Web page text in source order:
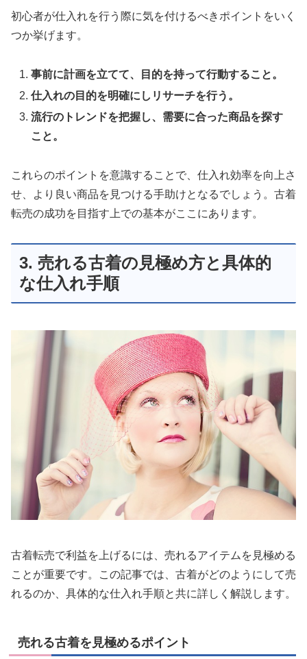
初心者が仕入れを行う際に気を付けるべきポイントをいく
つか挙げます。
事前に計画を立てて、目的を持って行動すること。
仕入れの目的を明確にしリサーチを行う。
流行のトレンドを把握し、需要に合った商品を探す
こと。
これらのポイントを意識することで、仕入れ効率を向上さ
せ、より良い商品を見つける手助けとなるでしょう。古着
転売の成功を目指す上での基本がここにあります。
3. 売れる古着の見極め方と具体的
な仕入れ手順
古着転売で利益を上げるには、売れるアイテムを見極める
ことが重要です。この記事では、古着がどのようにして売
れるのか、具体的な仕入れ手順と共に詳しく解説します。
売れる古着を見極めるポイント